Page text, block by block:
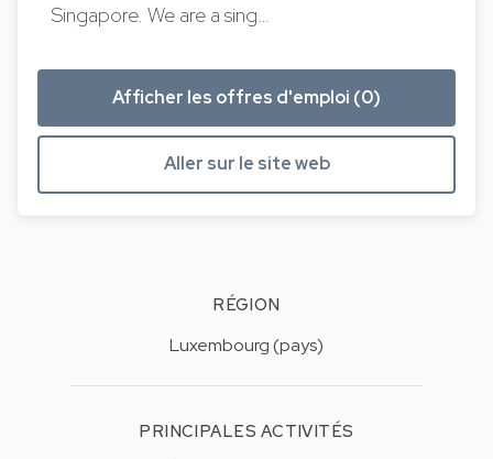
Singapore. We are a sing…
Afficher les offres d'emploi (0)
Aller sur le site web
RÉGION
Luxembourg (pays)
PRINCIPALES ACTIVITÉS